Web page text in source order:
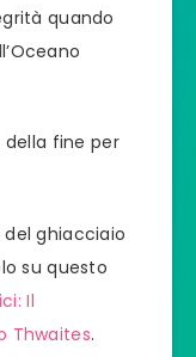
quando
della fine per
ghiacciaio
su questo
Il
Thwaites.